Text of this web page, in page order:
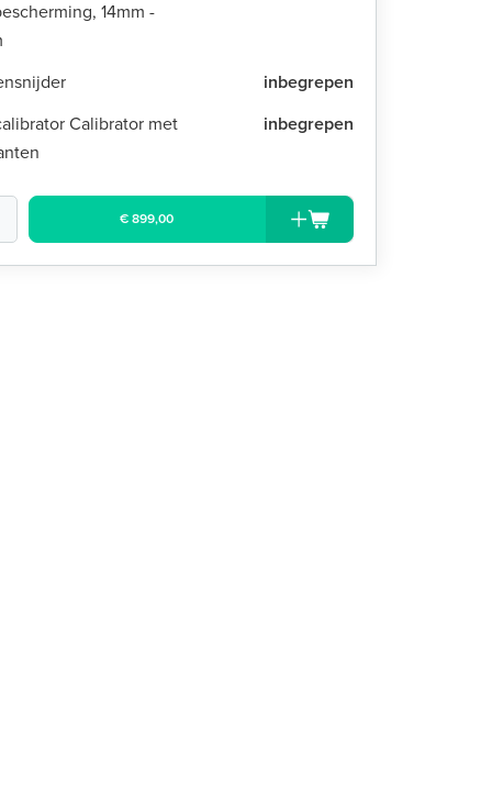
14mm -
inbegrepen
Calibrator met
inbegrepen
€ 899,00